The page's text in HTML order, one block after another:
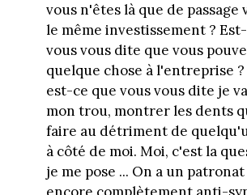
vous n'êtes là que de passage
le même investissement ?
vous vous dite que vous
quelque chose à l'entreprise
est-ce que vous vous dite je
mon trou, montrer les dents
faire au détriment de
à côté de moi. Moi, c'est la
je me pose ... On a un